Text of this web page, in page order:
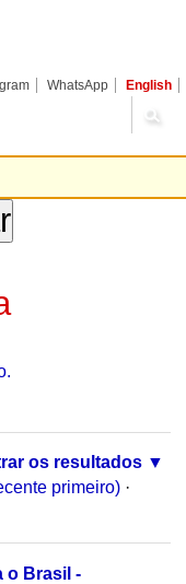
WhatsApp English
os resultados
primeiro) ·
o Brasil -